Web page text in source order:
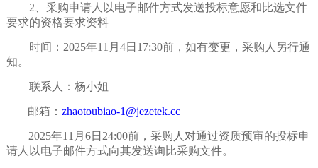
2、 采购申请人 以电子邮件方式发送投标意愿和比选文件
要求的资格要求资料
时间： 2025年11 月 4日 17:30前，如有变更， 采购人 另行通
知。
联系人：杨小姐
邮箱： zhaotoubiao-1@jezetek.cc
2025年11月6日24:00前，采购人对通过资质预审的投标申
请人以电子邮件方式向其发送询比采购文件。